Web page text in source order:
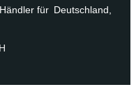
für Deutschland,